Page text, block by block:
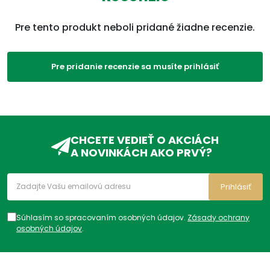
Pre tento produkt neboli pridané žiadne recenzie.
Pre pridanie recenzie sa musíte prihlásiť
CHCETE VEDIEŤ O AKCIÁCH
A NOVINKÁCH AKO PRVÝ?
Súhlasím so spracovaním osobných údajov. Zásady ochrany
osobných údajov.
Prihlásiť